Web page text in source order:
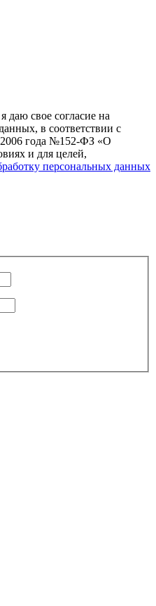
свое согласие на
в соответствии с
года №152-ФЗ «О
и для целей,
персональных данных